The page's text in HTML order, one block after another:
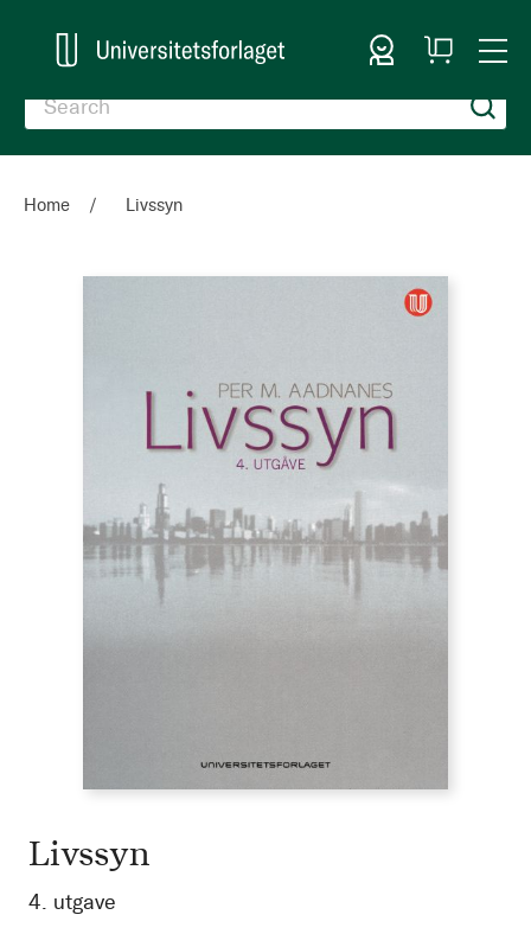
Sign In
My
Cart
Home Livssyn
Livssyn
4. utgave